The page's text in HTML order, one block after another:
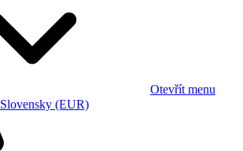
Otevřít menu
Slovensky (EUR)